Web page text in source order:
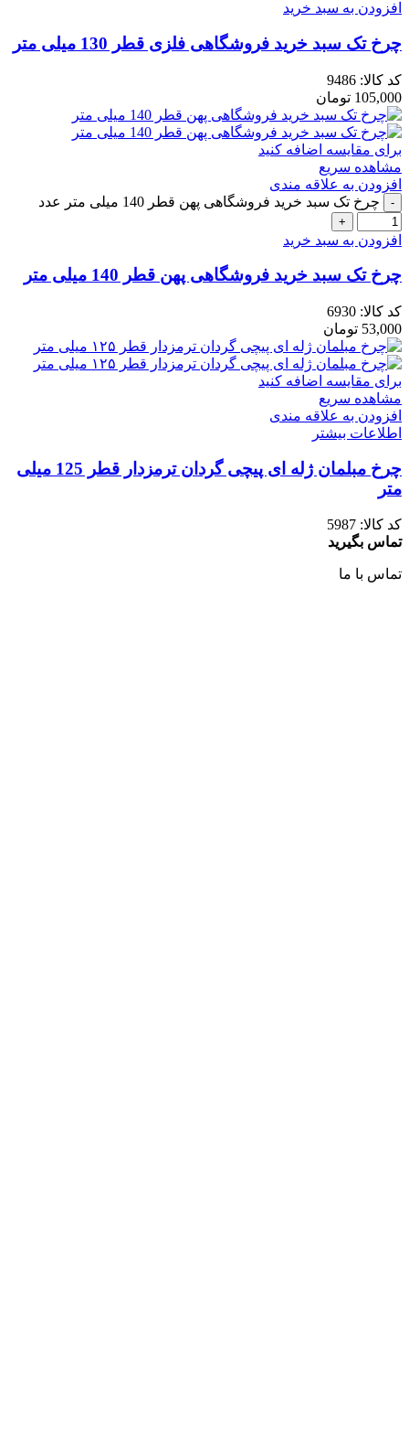
افزودن به سبد خرید
چرخ تک سبد خرید فروشگاهی فلزی قطر 130 میلی متر
کد کالا: 9486
105,000 تومان
برای مقایسه اضافه کنید
مشاهده سریع
افزودن به علاقه مندی
چرخ تک سبد خرید فروشگاهی پهن قطر 140 میلی متر عدد
افزودن به سبد خرید
چرخ تک سبد خرید فروشگاهی پهن قطر 140 میلی متر
کد کالا: 6930
53,000 تومان
برای مقایسه اضافه کنید
مشاهده سریع
افزودن به علاقه مندی
اطلاعات بیشتر
چرخ مبلمان ژله ای پیچی گردان ترمزدار قطر 125 میلی
متر
کد کالا: 5987
تماس بگیرید
تماس با ما